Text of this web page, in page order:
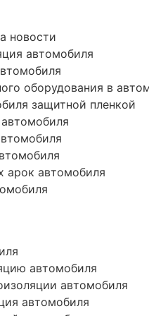
новости
автомобиля
оборудования в
защитной пленкой
арок автомобиля
автомобиля
автомобиля
автомобиля